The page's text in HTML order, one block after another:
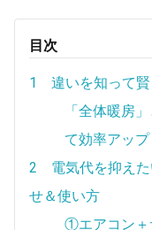
目次
1 違いを知って賢
「全体暖房
て効率アップ
2 電気代を抑えた
せ＆使い方
①エアコン＋